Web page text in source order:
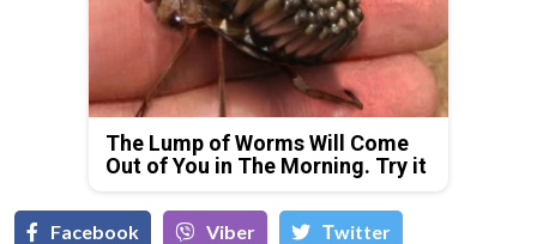
The Lump of Worms Will Come
Out of You in The Morning. Try it
Facebook Viber Тwitter